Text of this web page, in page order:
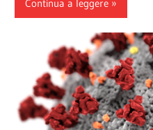
Continua a leggere